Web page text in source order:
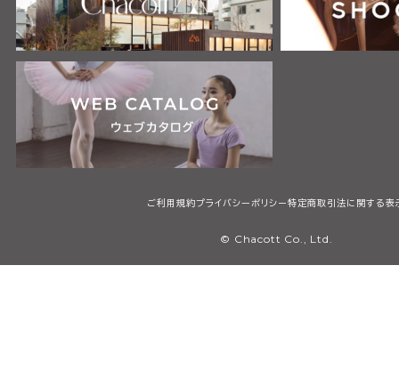
ご利用規約プライバシーポリシー特定商取引法に関する表
© Chacott Co., Ltd.